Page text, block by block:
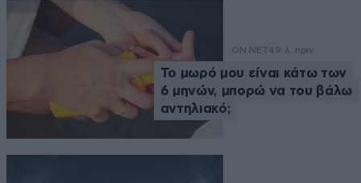
ON NET49 λ. πριν
Το μωρό μου είναι κάτω των
6 μηνών, μπορώ να του βάλω
αντηλιακό;